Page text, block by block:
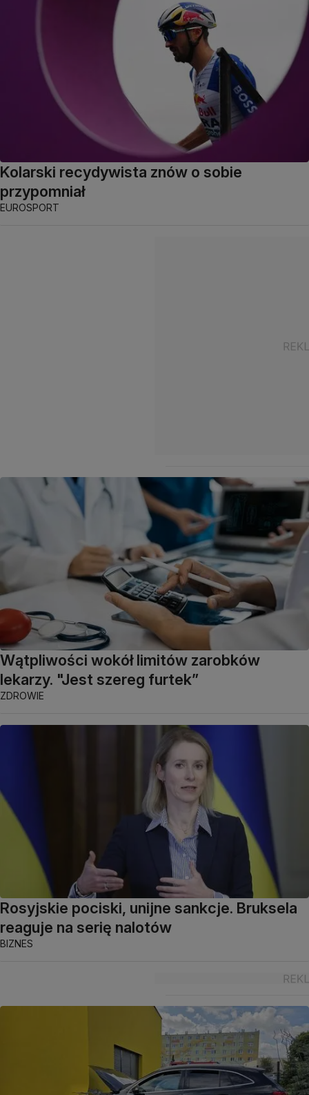
Kolarski recydywista znów o sobie
przypomniał
EUROSPORT
Wątpliwości wokół limitów zarobków
lekarzy. "Jest szereg furtek”
ZDROWIE
Rosyjskie pociski, unijne sankcje. Bruksela
reaguje na serię nalotów
BIZNES